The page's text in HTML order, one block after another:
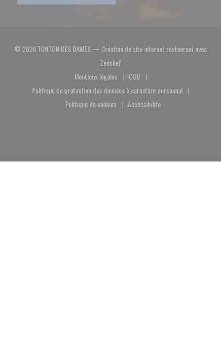
© 2026 TONTON DES DAMES — Création de site internet restaurant avec
Zenchef((ouvre une nouvelle fenêtre))
Mentions légales
((ouvre une nouvelle fenêtre))
CGU
((ouvre une nouvelle fenêtre))
Politique de protection des données à caractère personnel
((ouvre une nouvelle fenêtre))
Politique de cookies
((ouvre une nouvelle fenêtre))
Accessibilite
((ouvre une nouvelle fenêtre))